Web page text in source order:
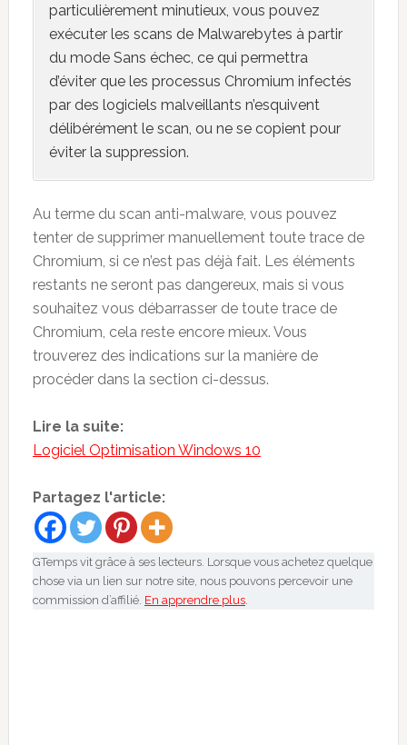
particulièrement minutieux, vous pouvez
exécuter les scans de Malwarebytes à partir
du mode Sans échec, ce qui permettra
d’éviter que les processus Chromium infectés
par des logiciels malveillants n’esquivent
délibérément le scan, ou ne se copient pour
éviter la suppression.
Au terme du scan anti-malware, vous pouvez
tenter de supprimer manuellement toute trace de
Chromium, si ce n’est pas déjà fait. Les éléments
restants ne seront pas dangereux, mais si vous
souhaitez vous débarrasser de toute trace de
Chromium, cela reste encore mieux. Vous
trouverez des indications sur la manière de
procéder dans la section ci-dessus.
Lire la suite:
Logiciel Optimisation Windows 10
Partagez l'article:
GTemps vit grâce à ses lecteurs. Lorsque vous achetez quelque
chose via un lien sur notre site, nous pouvons percevoir une
commission d’affilié. En apprendre plus.